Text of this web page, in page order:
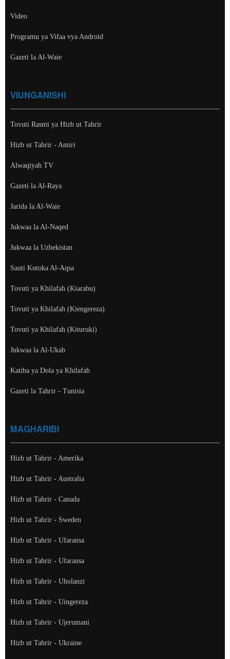
Video
Programu ya Vifaa vya Android
Gazeti la Al-Waie
VIUNGANISHI
Tovuti Rasmi ya Hizb ut Tahrir
Hizb ut Tahrir - Amiri
Alwaqiyah TV
Gazeti la Al-Raya
Jarida la Al-Waie
Jukwaa la Al-Naqed
Jukwaa la Uzbekistan
Sauti Kutoka Al-Aqsa
Tovuti ya Khilafah (Kiarabu)
Tovuti ya Khilafah (Kiengereza)
Tovuti ya Khilafah (Kituruki)
Jukwaa la Al-Ukab
Katiba ya Dola ya Khilafah
Gazeti la Tahrir - Tunisia
MAGHARIBI
Hizb ut Tahrir - Amerika
Hizb ut Tahrir - Australia
Hizb ut Tahrir - Canada
Hizb ut Tahrir - Sweden
Hizb ut Tahrir - Ufaransa
Hizb ut Tahrir - Ufaransa
Hizb ut Tahrir - Uholanzi
Hizb ut Tahrir - Uingereza
Hizb ut Tahrir - Ujerumani
Hizb ut Tahrir - Ukraine